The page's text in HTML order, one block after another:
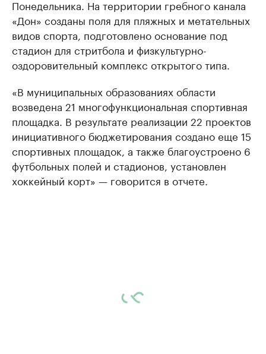
Понедельника. На территории гребного канала
«Дон» созданы поля для пляжных и метательных
видов спорта, подготовлено основание под
стадион для стритбола и физкультурно-
оздоровительный комплекс открытого типа.
«В муниципальных образованиях области
возведена 21 многофункциональная спортивная
площадка. В результате реализации 22 проектов
инициативного бюджетирования создано еще 15
спортивных площадок, а также благоустроено 6
футбольных полей и стадионов, установлен
хоккейный корт» — говорится в отчете.